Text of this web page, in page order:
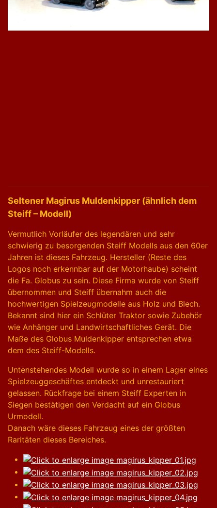
Seltener Magirus Muldenkipper (ähnlich dem
Steiff – Modell)
Vermutlich Vorläufer des legendären und sehr
schwierig zu besorgenden Steiff Modells aus den 60er
Jahren ist dieses Fahrzeug. Hersteller (Reste des
Logos noch erkennbar auf der Motorhaube) scheint
die Fa. Globus zu sein. Diese Firma wurde von Steiff
übernommen und Steiff übernahm auch die
hochwertigen Spielzeugmodelle aus Holz und Blech.
Bekannt sind hier ein Schlüter Traktor sowie Zubehör
wie Anhänger und Landwirtschaftliches Gerät. Die
Maße des Globus Muldenkipper entsprechen etwa
dem des Steiff-Modells.
Untenstehendes Modell wurde so in einem Lager eines
Spielzeuggeschäftes entdeckt und unrestauriert
gelassen. Rückfrage bei einem Steiff Experten in
Siegen bestätigen den Verdacht auf ein Globus
Urmodell.
Danach wäre dieses Fahrzeug eines der größten
Raritäten dieses Bereiches.